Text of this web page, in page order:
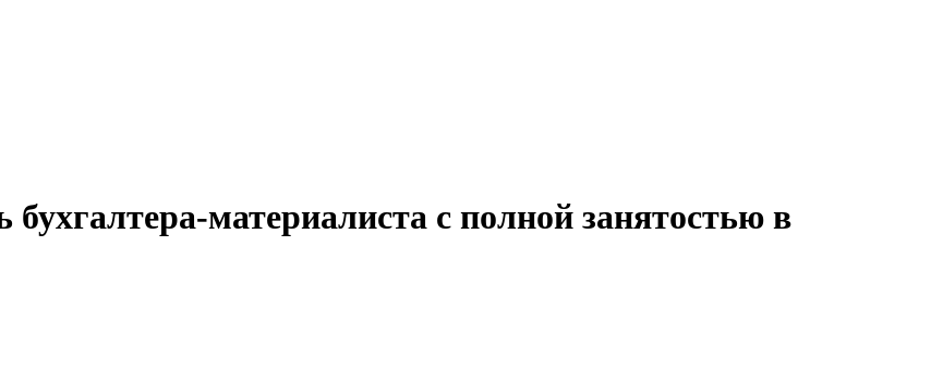
материалиста с полной занятостью в